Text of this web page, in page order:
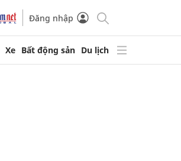
Đăng nhập
Xe Bất động sản Du lịch